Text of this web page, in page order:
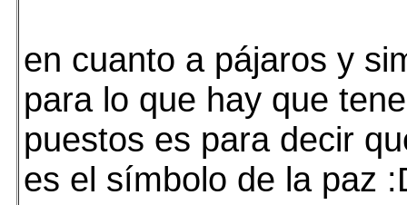
en cuanto a pájaros y
para lo que hay que
puestos es para decir
es el símbolo de la paz